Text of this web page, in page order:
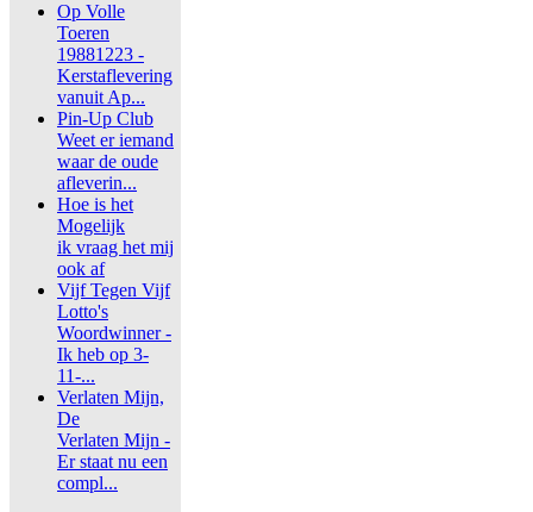
Op Volle
Toeren
19881223 -
Kerstaflevering
vanuit Ap...
Pin-Up Club
Weet er iemand
waar de oude
afleverin...
Hoe is het
Mogelijk
ik vraag het mij
ook af
Vijf Tegen Vijf
Lotto's
Woordwinner -
Ik heb op 3-
11-...
Verlaten Mijn,
De
Verlaten Mijn -
Er staat nu een
compl...